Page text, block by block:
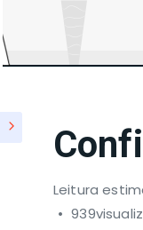
Leitura